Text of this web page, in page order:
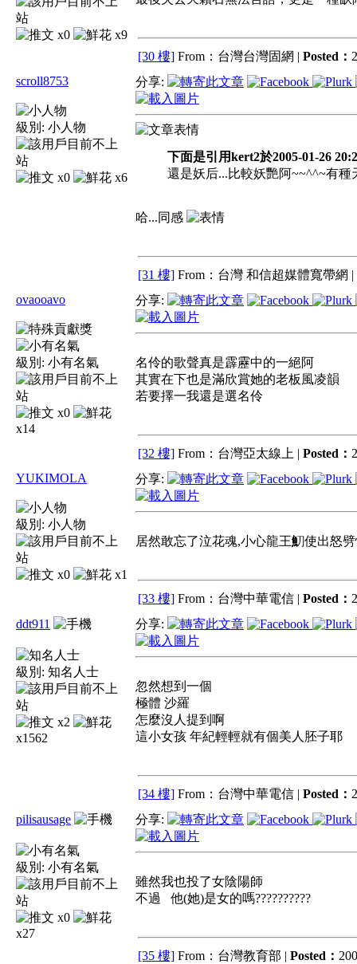
x0 x9
[30 樓] From：台灣台灣固網 | Posted：
scroll8753
級別: 小人物
x0 x6
分享:
下面是引用kert2於2005-01-26
還是妖后...比較妖艷阿~~^^~有
哈...同感
[31 樓] From：台灣 和信超媒體寬帶網 |
ovaooavo
級別: 小有名氣
x0
x14
分享:
名伶的歌聲真是霹靂中的一絕阿
其實在下也是滿欣賞她的老板風凌韻
若要擇一我還是選名伶
[32 樓] From：台灣亞太線上 | Posted：
YUKIMOLA
級別: 小人物
x0 x1
分享:
居然敢忘了泣花魂,小心龍王魛使出怒
[33 樓] From：台灣中華電信 | Posted：
ddt911
級別: 知名人士
x2
x1562
分享:
忽然想到一個
極體 沙羅
怎麼沒人提到啊
這小女孩 年紀輕輕就有個美人胚子耶
[34 樓] From：台灣中華電信 | Posted：
pilisausage
級別: 小有名氣
x0
x27
分享:
雖然我也投了女陰陽師
不過 他(她)是女的嗎??????????
[35 樓] From：台灣教育部 | Posted：